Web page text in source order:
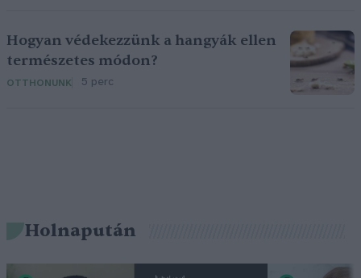
Hogyan védekezzünk a hangyák ellen
természetes módon?
OTTHONUNK 5 perc
Holnapután